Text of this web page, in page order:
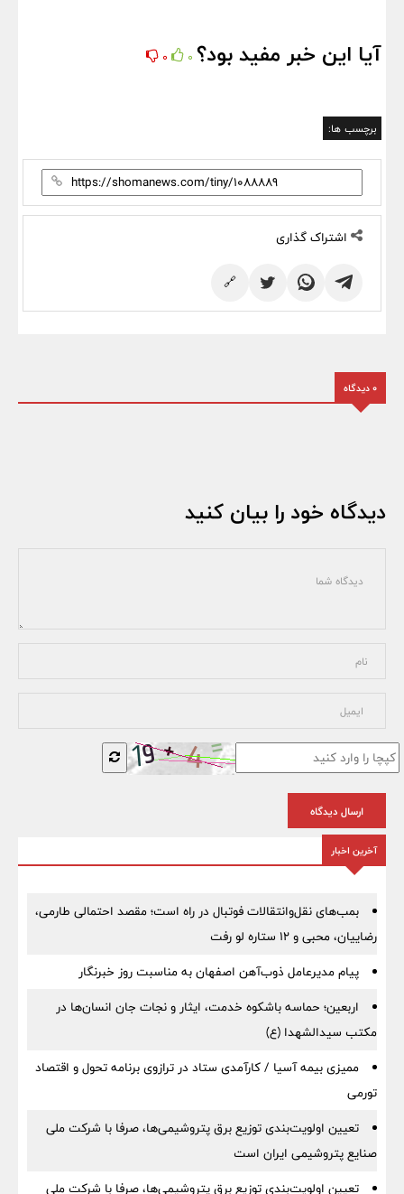
آیا این خبر مفید بود؟ 0
0
برچسب ها:
اشتراک گذاری
🔗
0 دیدگاه
دیدگاه خود را بیان کنید
ارسال دیدگاه
آخرین اخبار
بمب‌های نقل‌وانتقالات فوتبال در راه است؛ مقصد احتمالی طارمی،
رضاییان، محبی و ۱۲ ستاره لو رفت
پیام مدیرعامل ذوب‌آهن اصفهان به مناسبت روز خبرنگار
اربعین؛ حماسه باشکوه خدمت، ایثار و نجات جان انسان‌ها در
مکتب سیدالشهدا (ع)
ممیزی بیمه آسیا / کارآمدی ستاد در ترازوی برنامه تحول و اقتصاد
تورمی
تعیین اولویت‌بندی توزیع برق پتروشیمی‌ها، صرفا با شرکت ملی
صنایع پتروشیمی ایران است
تعیین اولویت‌بندی توزیع برق پتروشیمی‌ها، صرفا با شرکت ملی